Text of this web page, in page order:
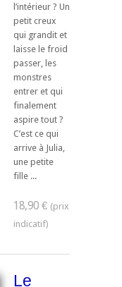
l’intérieur ? Un
petit creux
qui grandit et
laisse le froid
passer, les
monstres
entrer et qui
finalement
aspire tout ?
C’est ce qui
arrive à Julia,
une petite
fille ...
18,90 €
Le